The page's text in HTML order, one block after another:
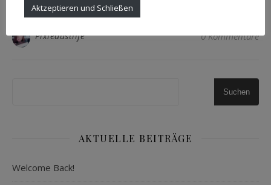
Pixiedustlife 0 Kommentare
Suchen
AKTUELLE BEITRÄGE
Welcome Back!
Aktzeptieren und Schließen